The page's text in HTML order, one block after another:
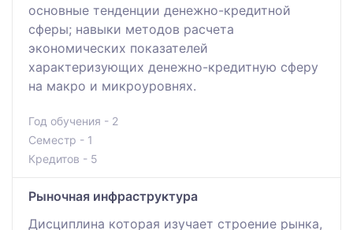
основные тенденции денежно-кредитной
сферы; навыки методов расчета
экономических показателей
характеризующих денежно-кредитную сферу
на макро и микроуровнях.
Год обучения - 2
Семестр - 1
Кредитов - 5
Рыночная инфраструктура
Дисциплина которая изучает строение рынка,